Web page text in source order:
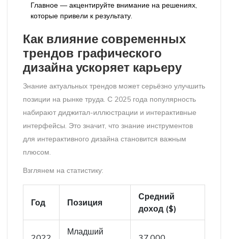
Главное — акцентируйте внимание на решениях,
которые привели к результату.
Как влияние современных
трендов графического
дизайнаускоряет карьеру
Знание актуальных трендов может серьёзно улучшить
позиции на рынке труда. С 2025 года популярность
набирают диджитал-иллюстрации и интерактивные
интерфейсы. Это значит, что знание инструментов
для интерактивного дизайна становится важным
плюсом.
Взглянем на статистику:
Год Позиция
Средний
доход ($)
Младший